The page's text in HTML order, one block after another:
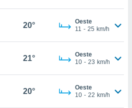
20°
Oeste
11 - 25 km/h
21°
Oeste
10 - 23 km/h
20°
Oeste
10 - 22 km/h